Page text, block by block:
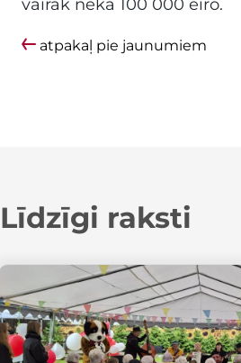
atpakaļ pie jaunumiem
Līdzīgi raksti